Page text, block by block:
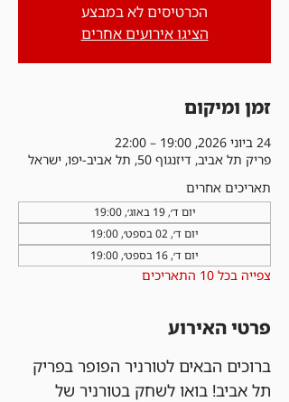
הכרטיסים לא במבצע
הציגו אירועים אחרים
זמן ומיקום
24 ביוני 2026, 19:00 – 22:00
פריק תל אביב, דיזנגוף 50, תל אביב-יפו, ישראל
תאריכים אחרים
יום ד׳, 19 באוג׳, 19:00
יום ד׳, 02 בספט׳, 19:00
יום ד׳, 16 בספט׳, 19:00
צפייה בכל 10 התאריכים
פרטי האירוע
ברוכים הבאים לטורניר הפופר בפריק
תל אביב! בואו לשחק בטורניר של